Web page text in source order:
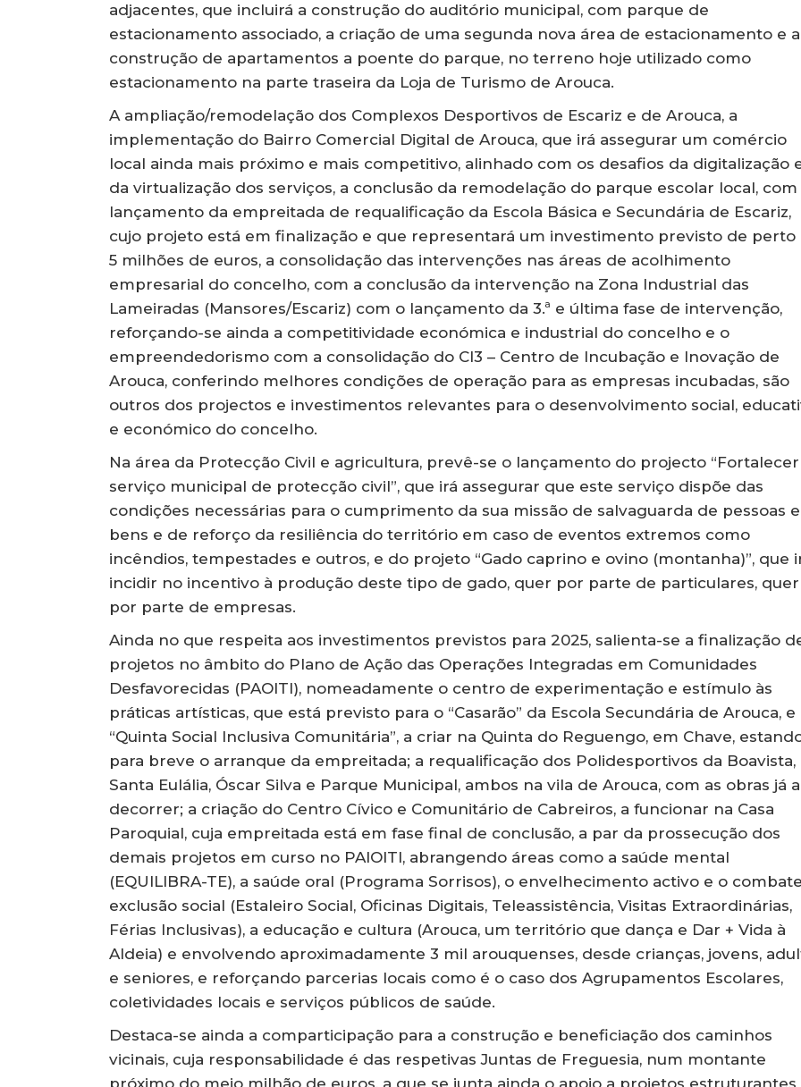
adjacentes, que incluirá a construção do auditório municipal, com parque de
estacionamento associado, a criação de uma segunda nova área de estacionamento e a
construção de apartamentos a poente do parque, no terreno hoje utilizado como
estacionamento na parte traseira da Loja de Turismo de Arouca.
A ampliação/remodelação dos Complexos Desportivos de Escariz e de Arouca, a
implementação do Bairro Comercial Digital de Arouca, que irá assegurar um comércio
local ainda mais próximo e mais competitivo, alinhado com os desafios da digitalização
da virtualização dos serviços, a conclusão da remodelação do parque escolar local, com
lançamento da empreitada de requalificação da Escola Básica e Secundária de Escariz,
cujo projeto está em finalização e que representará um investimento previsto de perto
5 milhões de euros, a consolidação das intervenções nas áreas de acolhimento
empresarial do concelho, com a conclusão da intervenção na Zona Industrial das
Lameiradas (Mansores/Escariz) com o lançamento da 3.ª e última fase de intervenção,
reforçando-se ainda a competitividade económica e industrial do concelho e o
empreendedorismo com a consolidação do CI3 – Centro de Incubação e Inovação de
Arouca, conferindo melhores condições de operação para as empresas incubadas, são
outros dos projectos e investimentos relevantes para o desenvolvimento social,
e económico do concelho.
Na área da Protecção Civil e agricultura, prevê-se o lançamento do projecto
serviço municipal de protecção civil”, que irá assegurar que este serviço dispõe das
condições necessárias para o cumprimento da sua missão de salvaguarda de pessoas e
bens e de reforço da resiliência do território em caso de eventos extremos como
incêndios, tempestades e outros, e do projeto “Gado caprino e ovino (montanha)”, que
incidir no incentivo à produção deste tipo de gado, quer por parte de particulares, quer
por parte de empresas.
Ainda no que respeita aos investimentos previstos para 2025, salienta-se a finalização
projetos no âmbito do Plano de Ação das Operações Integradas em Comunidades
Desfavorecidas (PAOITI), nomeadamente o centro de experimentação e estímulo às
práticas artísticas, que está previsto para o “Casarão” da Escola Secundária de Arouca, e
“Quinta Social Inclusiva Comunitária”, a criar na Quinta do Reguengo, em Chave,
para breve o arranque da empreitada; a requalificação dos Polidesportivos da Boavista,
Santa Eulália, Óscar Silva e Parque Municipal, ambos na vila de Arouca, com as obras já a
decorrer; a criação do Centro Cívico e Comunitário de Cabreiros, a funcionar na Casa
Paroquial, cuja empreitada está em fase final de conclusão, a par da prossecução dos
demais projetos em curso no PAIOITI, abrangendo áreas como a saúde mental
(EQUILIBRA-TE), a saúde oral (Programa Sorrisos), o envelhecimento activo e o
exclusão social (Estaleiro Social, Oficinas Digitais, Teleassistência, Visitas Extraordinárias,
Férias Inclusivas), a educação e cultura (Arouca, um território que dança e Dar + Vida à
Aldeia) e envolvendo aproximadamente 3 mil arouquenses, desde crianças, jovens,
e seniores, e reforçando parcerias locais como é o caso dos Agrupamentos Escolares,
coletividades locais e serviços públicos de saúde.
Destaca-se ainda a comparticipação para a construção e beneficiação dos caminhos
vicinais, cuja responsabilidade é das respetivas Juntas de Freguesia, num montante